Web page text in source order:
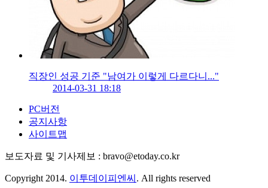
직장인 성공 기준 "남여가 이렇게 다르다니..."
2014-03-31 18:18
PC버전
공지사항
사이트맵
보도자료 및 기사제보 : bravo@etoday.co.kr
Copyright 2014. 이투데이피엔씨 . All rights reserved